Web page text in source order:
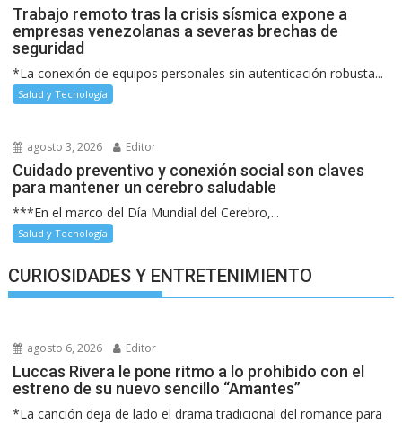
Trabajo remoto tras la crisis sísmica expone a
empresas venezolanas a severas brechas de
seguridad
*La conexión de equipos personales sin autenticación robusta...
Salud y Tecnología
agosto 3, 2026 Editor
Cuidado preventivo y conexión social son claves
para mantener un cerebro saludable
***En el marco del Día Mundial del Cerebro,...
Salud y Tecnología
CURIOSIDADES Y ENTRETENIMIENTO
agosto 6, 2026 Editor
Luccas Rivera le pone ritmo a lo prohibido con el
estreno de su nuevo sencillo “Amantes”
*La canción deja de lado el drama tradicional del romance para